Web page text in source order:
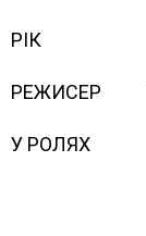
РІК
РЕЖИСЕР
У РОЛЯХ